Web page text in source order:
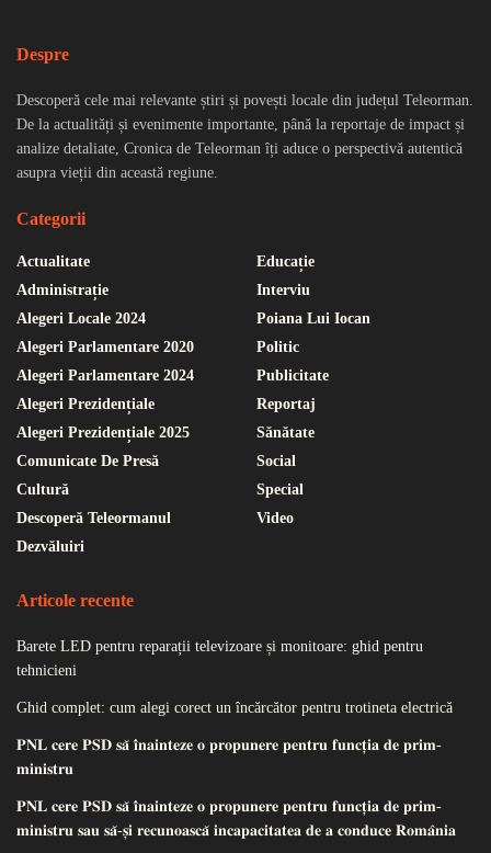
Despre
Descoperă cele mai relevante știri și povești locale din județul Teleorman.
De la actualități și evenimente importante, până la reportaje de impact și
analize detaliate, Cronica de Teleorman îți aduce o perspectivă autentică
asupra vieții din această regiune.
Categorii
Actualitate
Administrație
Alegeri Locale 2024
Alegeri Parlamentare 2020
Alegeri Parlamentare 2024
Alegeri Prezidențiale
Alegeri Prezidențiale 2025
Comunicate De Presă
Cultură
Descoperă Teleormanul
Dezvăluiri
Educație
Interviu
Poiana Lui Iocan
Politic
Publicitate
Reportaj
Sănătate
Social
Special
Video
Articole recente
Barete LED pentru reparații televizoare și monitoare: ghid pentru
tehnicieni
Ghid complet: cum alegi corect un încărcător pentru trotineta electrică
𝐏𝐍𝐋 𝐜𝐞𝐫𝐞 𝐏𝐒𝐃 𝐬𝐚̆ 𝐢̂𝐧𝐚𝐢𝐧𝐭𝐞𝐳𝐞 𝐨 𝐩𝐫𝐨𝐩𝐮𝐧𝐞𝐫𝐞 𝐩𝐞𝐧𝐭𝐫𝐮 𝐟𝐮𝐧𝐜𝐭̦𝐢𝐚 𝐝𝐞 𝐩𝐫𝐢𝐦-
𝐦𝐢𝐧𝐢𝐬𝐭𝐫𝐮
𝐏𝐍𝐋 𝐜𝐞𝐫𝐞 𝐏𝐒𝐃 𝐬𝐚̆ 𝐢̂𝐧𝐚𝐢𝐧𝐭𝐞𝐳𝐞 𝐨 𝐩𝐫𝐨𝐩𝐮𝐧𝐞𝐫𝐞 𝐩𝐞𝐧𝐭𝐫𝐮 𝐟𝐮𝐧𝐜𝐭̦𝐢𝐚 𝐝𝐞 𝐩𝐫𝐢𝐦-
𝐦𝐢𝐧𝐢𝐬𝐭𝐫𝐮 𝐬𝐚𝐮 𝐬𝐚̆-𝐬̦𝐢 𝐫𝐞𝐜𝐮𝐧𝐨𝐚𝐬𝐜𝐚̆ 𝐢𝐧𝐜𝐚𝐩𝐚𝐜𝐢𝐭𝐚𝐭𝐞𝐚 𝐝𝐞 𝐚 𝐜𝐨𝐧𝐝𝐮𝐜𝐞 𝐑𝐨𝐦𝐚̂𝐧𝐢𝐚